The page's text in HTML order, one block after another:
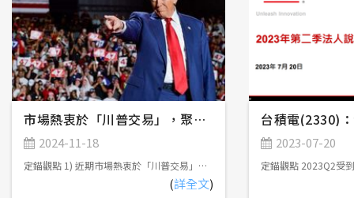
市場熱衷於「川普交易」，聚焦川普新政潛在影響
2024-11-18
定錨觀點 1) 近期市場熱衷於「川普交易」，尤其擔憂提高關稅將引發輸入型通膨，影響FED寬鬆貨幣政策的延續性，但實際上，川普高喊提高關稅的主要目的在於強迫各國政府與美國進行雙邊貿易談判，以及促使全球供應鏈重組，對於通膨的中長期影響可能會遠低於市場預期。 2) 川普將提供便宜能源、優惠稅率......等條件，並建立關稅壁壘，吸引海外企業前往美國投資，增加本土就業機會，創造薪資、通膨穩定上升的環境；而FED將延續寬鬆貨幣政策，維持穩定的利率及就業環境，美股短多、中持平、長多，美債短空、中持平、長偏多，美元短多、中震盪、長偏空。 3) 川普對台灣晶片課稅僅為選舉語言，對台灣半導體產業幾乎無影響，但有可能導致電子資通訊產業加速調整全球供應鏈佈局。此外，台灣航太軍工產業，可期待美國釋出無人機訂單，以及雙方加強技術合作的機會。 市場熱衷於「川普交易」(Trump Trade) 2024年美國總統大選由共和黨候選人川普(Donald Trump)以312張選舉人票勝出，預計2025年1月20日宣誓就職，重返白宮。此外，共和黨在參議院及眾議院皆成功拿下多數席次，接近「完全執政」，故近期市場熱衷於「川普交易」，亦即臆測川普在選前提出的政策主張對於美國經濟的影響，包括以下幾點： 1) 提高關稅：對中國課徵超過60%關稅，並減少向中國進口必需品。對其他國家則課徵10~20%關稅。 美國商品貿易年進口額超過3兆美元，佔美國GDP超過10%，如果對所有國家課徵10~20%關稅，並且針對中國課徵超過60%關稅，恐導致進口商品價格上漲，衝擊消費者購買力。 2) 減稅：企業所得稅率從21%調降至20%，對於在美國製造產品的公司，進一步調降稅率至15%。此外，將取消小費、社會安全福利金、加班工資的所得稅。 減稅政策可減輕企業及個人納稅負擔，提高企業獲利及民眾可支配所得，並在一定程度上抵銷前述進口商品價格上漲對於消費者購買力的衝擊；然而，減稅政策將增加政府財政壓力，有可能必須擴大舉債支應，導致美債殖利率上升、價格下跌。定錨認為，未來川普政府將透過「政府效率部」裁撤不必要的政府組織，削減政府支出，確保美國財政收支平衡。 3) 移民監管政策：加強邊境管制，驅逐非法移民。 限制移民將會減少勞動力供給，有可能導致薪資成長、通膨升溫，影響聯準會(FED)寬鬆貨幣政策的延續性，且近期FOMC會議已開始暗示降息步調有可能會開始放緩(詳見2024年11月9日發佈「FED再度降息1碼，市場關注降息步調能否延續」)，不利於債券市場行情。以產業別來看，雇用大量低階勞工的服務業將首當其衝，而高科技產業所受影響相對輕微。 4) 偏好傳統能源：將減少國內環保法規，鼓勵原油開採，並退出巴黎氣候協定。 鼓勵頁岩油開採將使全球原油供給增加，有助於穩定國際原油價格，而美國身為全球最大原油消費國，在國際原油價格維持穩定的情況下，可緩和提高關稅及移民監管政策帶來的通膨上升壓力。 5) 鼓勵製造業回流，反對多邊協定：主張「美國優先」理念，鼓勵製造業回流，抵制傳統的多邊貿易協定，強調雙邊談判，以確保美國在每項協定中獲得實質利益。 川普有可能會推出相關政策，吸引海外企業前往美國投資，導致全球資金流入美國，帶動美元匯率短期走勢轉強。 綜合以上，近期金融市場「川普交易」的主軸，主要關注提高關稅、加強移民監管政策，並提供優惠稅率吸引海外企業前往美國投資，增加本土就業機會，恐引發通膨復燃，帶動美股、美元匯率短期走勢轉強，美債短期走勢疲弱。 「川普交易」的反思 在川普正式就職後，目前市場熱衷的「川普交易」能否延續，仍須觀察選前支票的實際執行程度。 定錨認為，川普高喊提高關稅的主要目的在於以下兩點： 1) 強迫各國政府與美國進行雙邊貿易談判：以關稅作為籌碼，脅迫對美國享有巨大貿易順差的國家，能夠主動向美國投誠，包括擴大向美國購買商品，或是前往美國投資，緩解美國貿易逆差持續擴大的問題。以台灣為例，川普有可能會要求台灣擴大購買農產品、軍火、能源，或是要求台積電擴大美國建廠規模，藉此平衡貿易逆差。 2) 促使全球供應鏈重組：對中國課徵高額關稅，迫使製造業持續流出中國，遷移至其他低成本國家，例如東南亞地區。 也就是說，川普並不希望真的課到關稅，導致國內面臨輸入型通膨，否則將會影響到FED寬鬆貨幣政策的延續性，也不利於創造弱勢美元環境，強化「美國製造」的出口競爭力。實際上，川普的真正目的是提供便宜能源、優惠稅率......等條件，並建立關稅壁壘，吸引海外企業前往美國投資，增加本土就業機會，創造薪資、通膨穩定上升的環境，故提高關稅對於美國通膨升溫的實質影響，有可能會遠低於市場預期，且不能忽略能源價格穩定對於改善通膨的正面效益，讓聯準會得以延續寬鬆貨幣政策，美股、美債、美元中長期走勢仍會回歸基本面。 1) 美股：短多、中持平、長多。 2024年底以前，市場持續熱衷於「川普交易」，帶動美股持續上漲；在川普上任後，有可能陸續推出關稅、移民監管政策，須持續觀察2025下半年美國是否會面臨通膨升溫、經濟成長放緩的風險；長期則受惠於企業擴大導入AI促進生產效率提升，以及「美國製造」增加本土就業機會。 2) 美債：短空、中持平、長偏多 2024年底以前，市場持續熱衷於「川普交易」，帶動美債殖利率維持高檔、價格承壓；在川普上任後，美債行情可望回歸聯準會貨幣政策，2025年底以前維持緩步降息基調不變，可望帶動短債殖利率下降、價格上漲，但長債殖利率下降空間有限、價格潛在上漲空間不大，以領取配息為主；2026年以後則觀察聯準會能否成功將通膨控制在2%以內，並維持穩定的利率及就業環境，帶動中性利率進一步下降。 3) 美元：短多、中震盪、長偏空 2024年底以前，市場持續熱衷於「川普交易」，帶動美元匯率持續走強；在川普上任後，各項政策陸續推出，對於美元走勢造成多方面的影響，恐導致美元匯率區間震盪；2026年以後則有可能因減稅政策導致財政赤字擴大，以及川普希望創造弱勢美元環境，強化「美國製造」的出口競爭力，促使美元匯率轉弱。參考以往共和黨執政期間，皆採取弱勢美元政策(詳見【圖一】) 【圖一】2000年以來美國共和黨執政期間對應美元指數走勢 對台灣產業潛在影響 儘管川普在選舉期間，高喊要對台灣製造的晶片課徵關稅，但觀察台灣近年對美國出口產品前三大項目，分別是資通訊產品、基本金屬及其製品、電機/機械產品，半導體甚至連前十大都排不進去，主因美國是終端產品消費國，並非是半成品製造加工國，而晶片通常是以半成品型態直接出貨至ODM廠進行打板上料，不會以成品型態銷售至消費者手上。 定錨認為，川普的選舉語言主要是希望改善美國對台灣的貿易逆差，但川普新政仍會對台灣各大產業造成不同程度的影響，相關評估如下： 1) 半導體產業：先進製程需求維持強勁，成熟製程可望受惠於川普擴大半導體禁令。 根據前次台積電法說會，美國廠量產初期毛利率將低於公司平均值，如果川普要求台積電擴大美國建廠規模，確實有可能會稀釋台積電毛利率表現。然而，美國建廠曠日廢時，以台積電於2020年5月首次宣布將在美國建廠，首座工廠將於2025年初正式量產，建廠期間約4.5年，已超越川普本次任期，新政府上台後台積電未必會延續擴大美國建廠規模的策略，故不會有立即性的影響。未來數年內，台積電仍將受惠於AI快速發展，對於先進製程、先進封裝的需求迫切，帶動營收持續成長。 台系成熟製程半導體廠商近期受到中國半導體產業崛起，並積極推動國產化，導致產能利用率普遍低迷；如果川普擴大半導體禁令，並要求美國企業半導體採購策略「去中國化」，則台系成熟製程半導體廠商可望受惠於轉單效應。 台系IC設計公司，可以依照客戶需求，靈活調整在台灣或中國半導體廠商投片策略，相對不受影響。 2) 電子資通訊產業：將加速調整全球供應鏈佈局，規避關稅。 台系ODM廠在全球NB市佔率70%以上，在全球伺服器市佔率90%以上，過去主要在中國生產，但在2018年川普啟動中美貿易戰後，高階產品逐步回流台灣生產，而低階產品則遷移至東南亞、墨西哥、印度......等低成本國家生產。如果川普進一步提高對中國課徵高額關稅，有可能導致台系ODM廠加速調整全球供應鏈佈局。 值得留意的是，為防止業者利用墨西哥洗產地，藉以規避美國關稅，川普提出美墨加貿易協定重新談判，在墨西哥設廠的ODM廠，包括廣達、緯創、和碩、仁寶、英業達、緯穎......等，將面臨潛在不確定性。 3) 面板產業：課稅難度高，影響有限。 面板與晶片相同，屬於上游零組件，通常會直接出貨給ODM廠進行組裝加工，受關稅影響不大。此外，美系設備廠已淡出LCD設備市場，故川普也很難仿效半導體產業，透過設備取得限制，阻礙中國面板產業發展。 4) 汽車產業：有利於Tesla供應鏈。 川普主張取消電動車相關補助，雖不利於電動車銷售，但市場仍期待川普任命馬斯克(Elon Musk)就任效率委員會共同主席後，馬斯克將獲得更大的政策影響力，可望促使各州政府加速Robotaxi無人駕駛服務審核流程，使得Tesla在無人駕駛服務搶得先機。 5) 航太軍工：台系供應鏈期待無人機訂單 預期川普將加強國防支出，以及與盟友的軍事合作關係，台灣航太軍工產業可望受惠於美國釋出無人機相關訂單，以及擴大技術合作的機會，強化在美國「第一島鏈」的戰略地位。此外，由於台灣軍規認證對於「去中國化」審查非常嚴謹，可避免紅色供應鏈的疑慮，故獲得台灣軍規認證的航太軍工產品，對於國際買家相當具有吸引力，藉由與美國的合作，可望打開國際市場。 6) 工具機：技術能力不足，難以受惠於「美國製造」。 台灣工具機產業長期依賴美國及中國市場，如果川普上任後積極推動「美國製造」，並對中國製工具機課徵高額關稅，勢必要向其他國家採購工具機。然而，美國人工成本高昂，製造業勢必要實現高度自動化，才能擁有成本競爭力，但台系工具機業者受限於技術能力不足，高階工具機仍由日本、德國業者寡佔，在日圓匯率弱勢的情況下，台系工具機業者較難爭取訂單。 7) 鋼鐵業：弊大於利，但特定廠商可望受惠。 川普於2018年對進口鋼鐵產品加徵25%關稅，對包括台灣在內的多個鋼鐵出口國造成影響，但也因此嘉惠美國鋼鐵業。台系鋼鐵業者大成鋼，在美國設有生產據點及銷售通路，為美國最大鋁捲板通路商、前四大不鏽鋼通路商，可望受惠。 目前台灣出口至美國的產品型態，主要是加工過後的金屬製品，例如水龍頭、手工具機、螺絲螺帽......等，如果川普對這些產品課徵關稅，相關業者恐受到波及。
(詳全文)
台積電(2330)
2023-07-20